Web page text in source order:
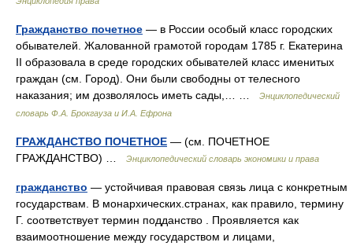
Гражданство почетное — в России особый класс городских
обывателей. Жалованной грамотой городам 1785 г. Екатерина
II образовала в среде городских обывателей класс именитых
граждан (см. Город). Они были свободны от телесного
наказания; им дозволялось иметь сады,… …
Энциклопедический
словарь Ф.А. Брокгауза и И.А. Ефрона
ГРАЖДАНСТВО ПОЧЕТНОЕ — (см. ПОЧЕТНОЕ
ГРАЖДАНСТВО) …
Энциклопедический словарь экономики и права
гражданство — устойчивая правовая связь лица с конкретным
государствам. В монархических.странах, как правило, термину
Г. соответствует термин подданство . Проявляется как
взаимоотношение между государством и лицами,